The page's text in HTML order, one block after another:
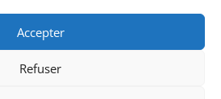
Accepter
Refuser
réservés. Ce club est une